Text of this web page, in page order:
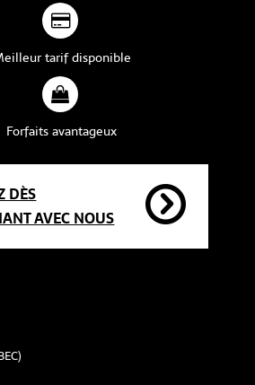
tarif disponible
Forfaits avantageux
DÈS
AVEC NOUS